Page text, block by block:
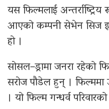
यस फिल्मलाई
आएको कम्पनी सेभेन सिज
हो ।
सोसल–ड्रामा जनरा रहेको
सरोज पौडेल हुन् ।
। यो फिल्म गन्धर्व